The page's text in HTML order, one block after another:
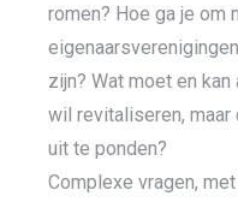
romen? Hoe ga je om
zijn? Wat moet en
wil revitaliseren,
uit te ponden?
Complexe vragen,